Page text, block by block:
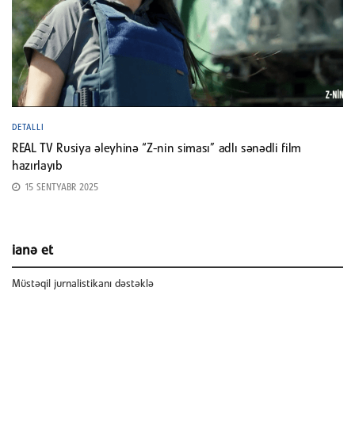
DETALLI
REAL TV Rusiya əleyhinə “Z-nin siması” adlı sənədli film
hazırlayıb
15 SENTYABR 2025
ianə et
Müstəqil jurnalistikanı dəstəklə